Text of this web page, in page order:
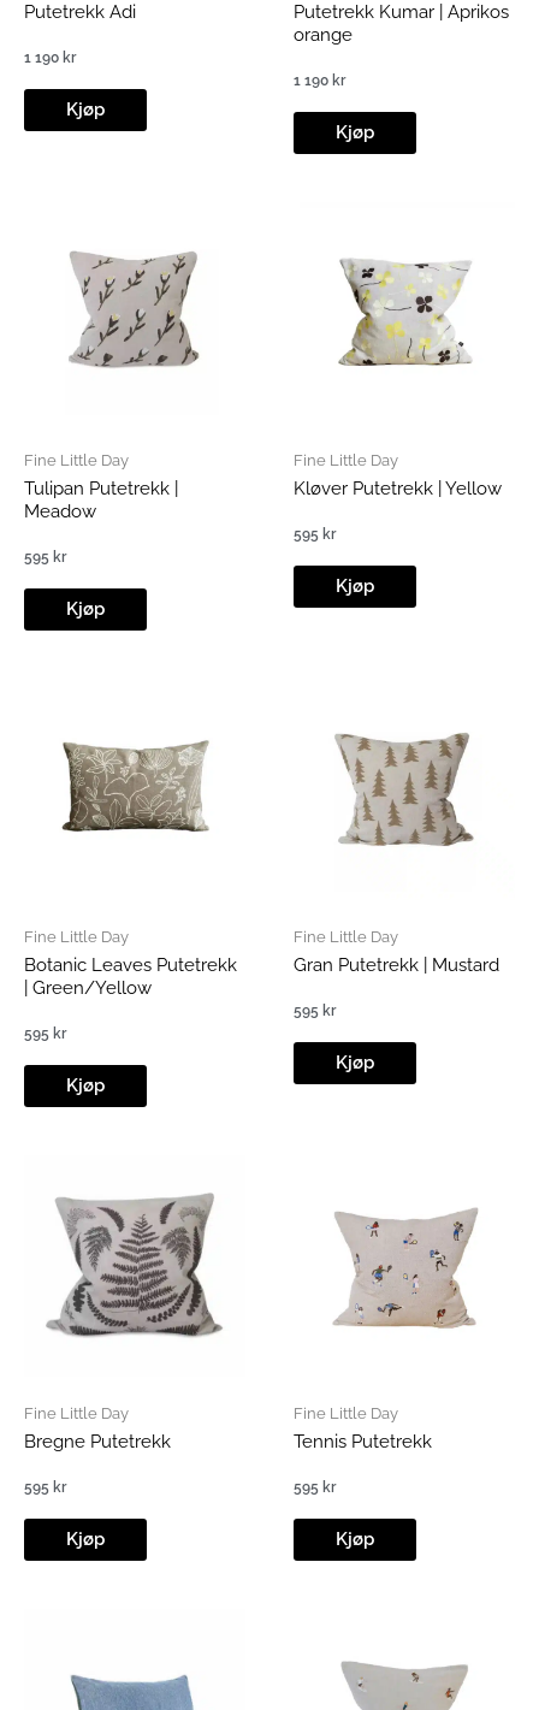
Putetrekk Adi
1 190 kr
Kjøp
Putetrekk Kumar | Aprikos
orange
1 190 kr
Kjøp
Fine Little Day
Tulipan Putetrekk |
Meadow
595 kr
Kjøp
Fine Little Day
Kløver Putetrekk | Yellow
595 kr
Kjøp
Fine Little Day
Botanic Leaves Putetrekk
| Green/Yellow
595 kr
Kjøp
Fine Little Day
Gran Putetrekk | Mustard
595 kr
Kjøp
Fine Little Day
Bregne Putetrekk
595 kr
Kjøp
Fine Little Day
Tennis Putetrekk
595 kr
Kjøp